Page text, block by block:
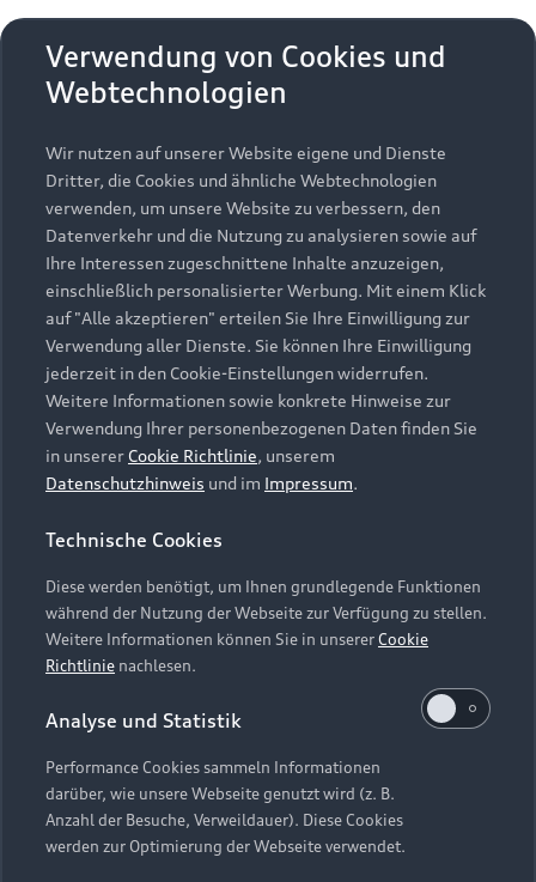
Zurück nach oben
Modelle
Alle Modelle
Modelle vergleichen
Elektromodelle
Plug-in-Hybride
Kaufen & leasen
Neuwagensuche
Gebrauchtwagensuche
Gebrauchtwagen
Finanzierung
Aktionen & Angebote
Geschäftskunden
Service & Zubehör
Saisonale Angebote
Audi Services
Garantie
Audi digital services
myAudi
Support
Kundenservice
Händlersuche
Audi Code
Online-Terminvereinbarung
Servicekontakt
Vertrag widerrufen
Über Audi
Unternehmen
Karriere
Investor Relations
Presse & Media Center
Datenschutz
Audi erleben
Newsletter
Impressum Rechtliches
Hinweisgebersystem
Datenschutzinformation
Cookie-Einstellungen
Cookie-Richtlinie
Barrierefreiheit
Hinweis: Die aktuelle Darstellung und Anordnung der
Embleme am Fahrzeug bei allen Abbildungen auf dieser
Webseite kann abweichen.
Verwendung von Cookies und
Webtechnologien
Wir nutzen auf unserer Website eigene und Dienste
Dritter, die Cookies und ähnliche Webtechnologien
verwenden, um unsere Website zu verbessern, den
Datenverkehr und die Nutzung zu analysieren sowie auf
Ihre Interessen zugeschnittene Inhalte anzuzeigen,
einschließlich personalisierter Werbung. Mit einem Klick
auf "Alle akzeptieren" erteilen Sie Ihre Einwilligung zur
Verwendung aller Dienste. Sie können Ihre Einwilligung
jederzeit in den Cookie-Einstellungen widerrufen.
Weitere Informationen sowie konkrete Hinweise zur
Verwendung Ihrer personenbezogenen Daten finden Sie
in unserer Cookie Richtlinie, unserem
Datenschutzhinweis und im Impressum.
Technische Cookies
Diese werden benötigt, um Ihnen grundlegende Funktionen
während der Nutzung der Webseite zur Verfügung zu stellen.
Weitere Informationen können Sie in unsererCookie
Richtlinie nachlesen.
Analyse und Statistik
Performance Cookies sammeln Informationen
darüber, wie unsere Webseite genutzt wird (z. B.
Anzahl der Besuche, Verweildauer). Diese Cookies
werden zur Optimierung der Webseite verwendet.